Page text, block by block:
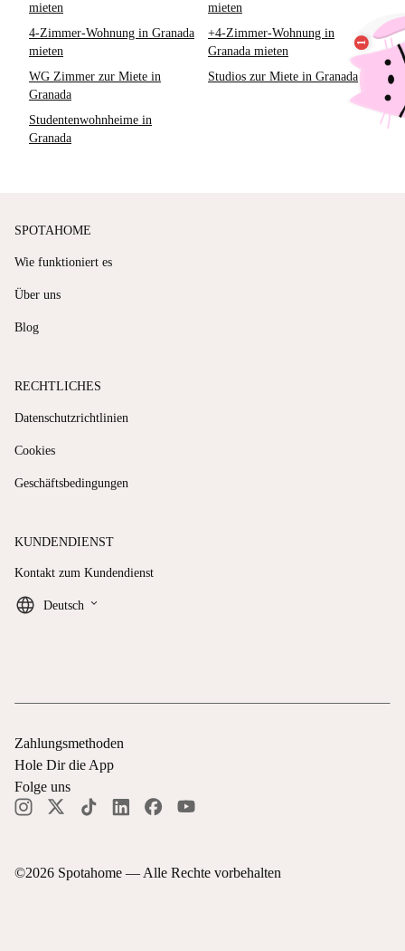
mieten
mieten
4-Zimmer-Wohnung in Granada
mieten
+4-Zimmer-Wohnung in
Granada mieten
WG Zimmer zur Miete in
Granada
Studios zur Miete in Granada
Studentenwohnheime in
Granada
SPOTAHOME
Wie funktioniert es
Über uns
Blog
RECHTLICHES
Datenschutzrichtlinien
Cookies
Geschäftsbedingungen
KUNDENDIENST
Kontakt zum Kundendienst
Deutsch keyboard_arrow_down
©2026 Spotahome — Alle Rechte vorbehalten
Zahlungsmethoden
Hole Dir die App
Folge uns